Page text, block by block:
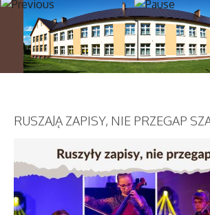
RUSZAJĄ ZAPISY, NIE PRZEGAP